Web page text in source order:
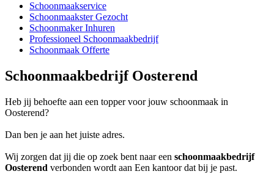
Schoonmaakservice
Schoonmaakster Gezocht
Schoonmaker Inhuren
Professioneel Schoonmaakbedrijf
Schoonmaak Offerte
Schoonmaakbedrijf Oosterend
Heb jij behoefte aan een topper voor jouw schoonmaak in
Oosterend?
Dan ben je aan het juiste adres.
Wij zorgen dat jij die op zoek bent naar een schoonmaakbedrijf
Oosterend verbonden wordt aan Een kantoor dat bij je past.